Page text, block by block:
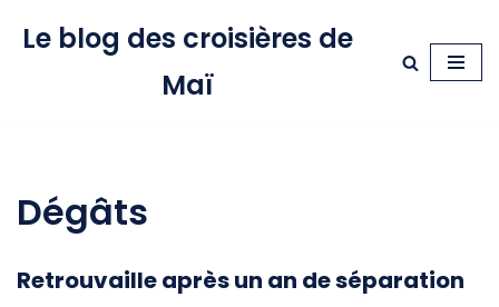
Le blog des croisières de
Maï
Dégâts
Retrouvaille après un an de séparation